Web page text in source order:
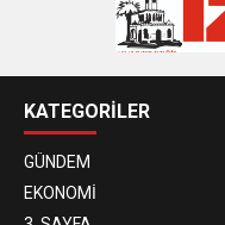
KATEGORİLER
GÜNDEM
EKONOMİ